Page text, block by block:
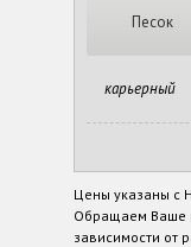
Песок
карьерный
Цены указаны с
Обращаем Ваше
зависимости от